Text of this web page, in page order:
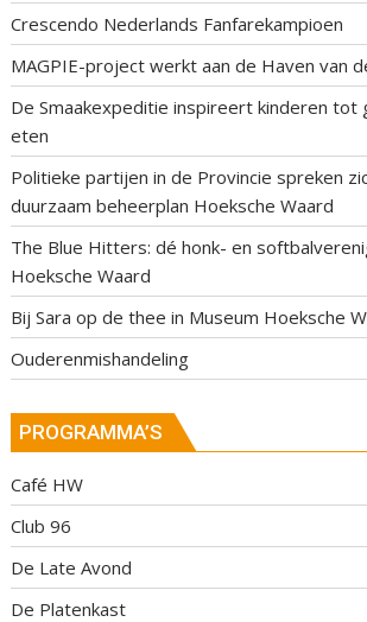
Crescendo Nederlands Fanfarekampioen
MAGPIE-project werkt aan de Haven van
De Smaakexpeditie inspireert kinderen tot
eten
Politieke partijen in de Provincie spreken
duurzaam beheerplan Hoeksche Waard
The Blue Hitters: dé honk- en
Hoeksche Waard
Bij Sara op de thee in Museum Hoeksche
Ouderenmishandeling
PROGRAMMA’S
Café HW
Club 96
De Late Avond
De Platenkast